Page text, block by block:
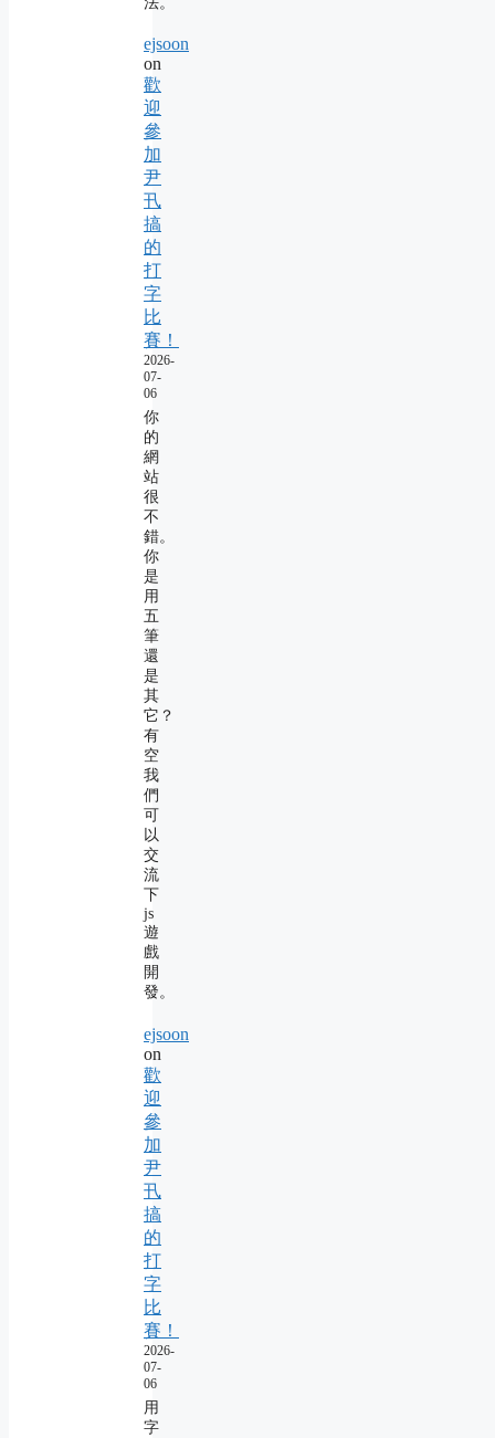
ejsoon
on
歡
迎
參
加
尹
卂
搞
的
打
字
比
賽！
2026-
07-
06
你
的
網
站
很
不
錯。
你
是
用
五
筆
還
是
其
它？
有
空
我
們
可
以
交
流
下
js
遊
戲
開
發。
ejsoon
on
歡
迎
參
加
尹
卂
搞
的
打
字
比
賽！
2026-
07-
06
用
字